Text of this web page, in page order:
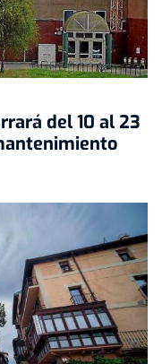
del 10 al 23